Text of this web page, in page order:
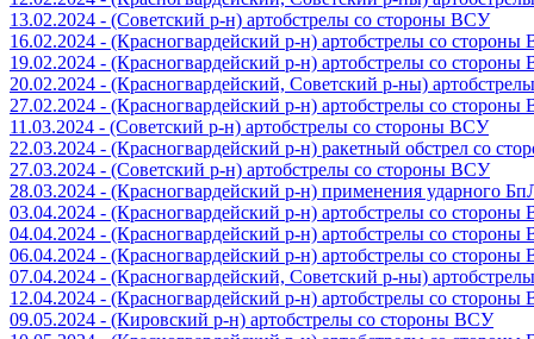
13.02.2024 - (Советский р-н) артобстрелы со стороны ВСУ
16.02.2024 - (Красногвардейский р-н) артобстрелы со
19.02.2024 - (Красногвардейский р-н) артобстрелы со
20.02.2024 - (Красногвардейский, Советский р-ны)
27.02.2024 - (Красногвардейский р-н) артобстрелы со
11.03.2024 - (Советский р-н) артобстрелы со стороны ВСУ
22.03.2024 - (Красногвардейский р-н) ракетный обстрел со
27.03.2024 - (Советский р-н) артобстрелы со стороны ВСУ
28.03.2024 - (Красногвардейский р-н) применения ударного
03.04.2024 - (Красногвардейский р-н) артобстрелы со
04.04.2024 - (Красногвардейский р-н) артобстрелы со
06.04.2024 - (Красногвардейский р-н) артобстрелы со
07.04.2024 - (Красногвардейский, Советский р-ны)
12.04.2024 - (Красногвардейский р-н) артобстрелы со
09.05.2024 - (Кировский р-н) артобстрелы со стороны ВСУ